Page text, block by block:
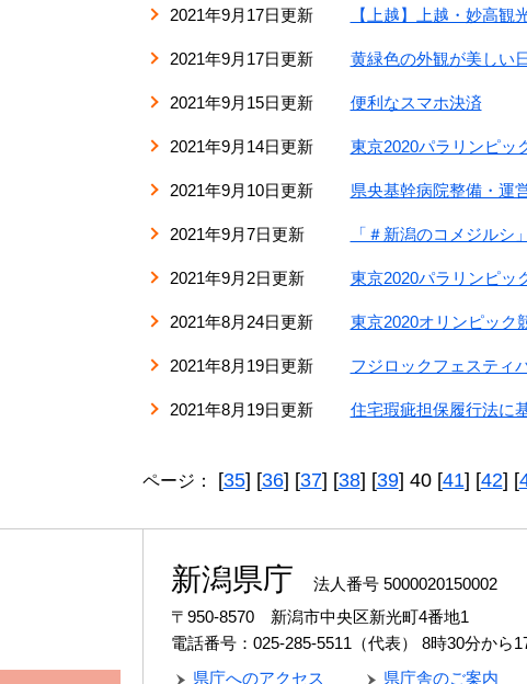
2021年9月17日更新 【上越】上越・妙高観
2021年9月17日更新 黄緑色の外観が美しい
2021年9月15日更新 便利なスマホ決済
2021年9月14日更新 東京2020パラリンピッ
2021年9月10日更新 県央基幹病院整備・運
2021年9月7日更新 「＃新潟のコメジルシ
2021年9月2日更新 東京2020パラリンピ
2021年8月24日更新 東京2020オリンピック
2021年8月19日更新 フジロックフェスティ
2021年8月19日更新 住宅瑕疵担保履行法に
ページ： [35] [36] [37] [38] [39] 40 [41] [42] [
新潟県庁
法人番号 5000020150002
〒950-8570 新潟市中央区新光町4番地1
電話番号：025-285-5511（代表）
8時30分から
県庁へのアクセス 県庁舎のご案内